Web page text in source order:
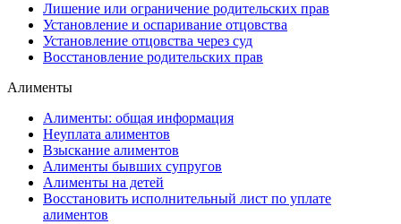
Лишение или ограничение родительских прав
Установление и оспаривание отцовства
Установление отцовства через суд
Восстановление родительских прав
Алименты
Алименты: общая информация
Неуплата алиментов
Взыскание алиментов
Алименты бывших супругов
Алименты на детей
Восстановить исполнительный лист по уплате
алиментов